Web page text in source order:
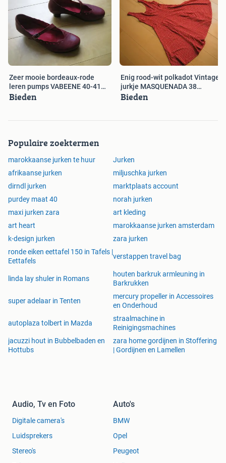
Zeer mooie bordeaux-rode
leren pumps VABEENE 40-41
snazzeys
Bieden
Enig rood-wit polkadot Vintage
jurkje MASQUENADA 38
snazzeys
Bieden
Populaire zoektermen
marokkaanse jurken te huur
Jurken
afrikaanse jurken
miljuschka jurken
dirndl jurken
marktplaats account
purdey maat 40
norah jurken
maxi jurken zara
art kleding
art heart
marokkaanse jurken amsterdam
k-design jurken
zara jurken
ronde eiken eettafel 150 in Tafels |
Eettafels
verstappen travel bag
linda lay shuler in Romans
houten barkruk armleuning in
Barkrukken
super adelaar in Tenten
mercury propeller in Accessoires
en Onderhoud
autoplaza tolbert in Mazda
straalmachine in
Reinigingsmachines
jacuzzi hout in Bubbelbaden en
Hottubs
zara home gordijnen in Stoffering
| Gordijnen en Lamellen
Audio, Tv en Foto
Digitale camera's
Luidsprekers
Stereo's
Auto's
BMW
Opel
Peugeot